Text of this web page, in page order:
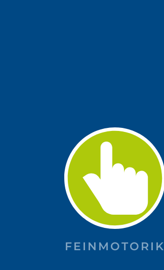
FEINMOTORIK